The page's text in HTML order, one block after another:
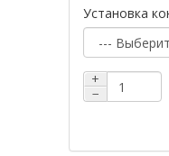
Установка
+
−